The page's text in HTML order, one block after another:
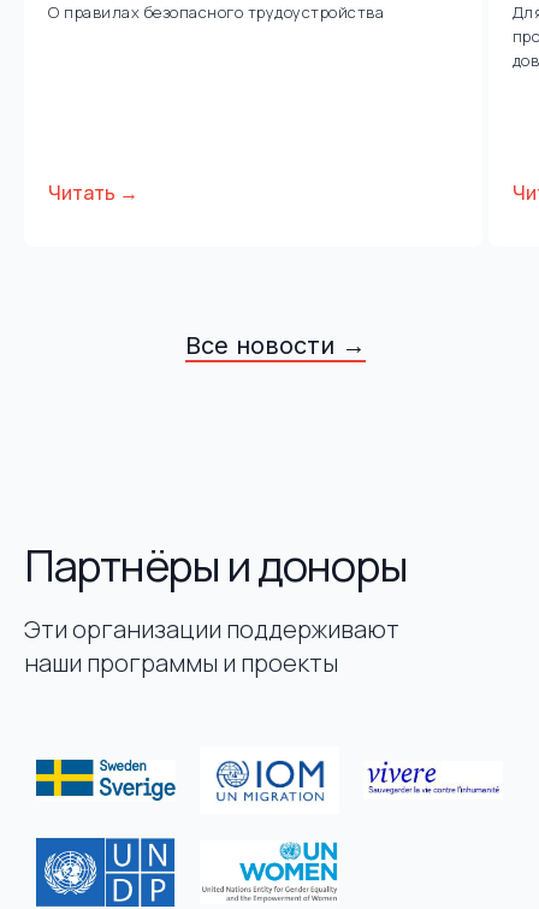
О правилах безопасного трудоустройства
Читать →
Все новости →
Партнёры и доноры
Эти организации поддерживают
наши программы и проекты